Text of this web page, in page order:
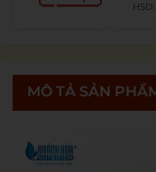
MÔ TẢ SẢN